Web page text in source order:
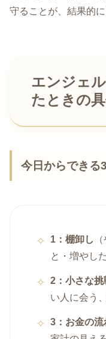
守ることが、結果的
エンジェ
たときの
今日からできる
1：棚卸し
と・増やし
2：小さな挑
い人に会う
3：お金の流